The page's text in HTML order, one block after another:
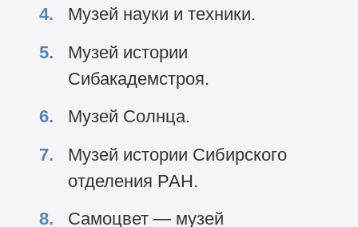
Музей науки и техники.
Музей истории
Сибакадемстроя.
Музей Солнца.
Музей истории Сибирского
отделения РАН.
Самоцвет — музей